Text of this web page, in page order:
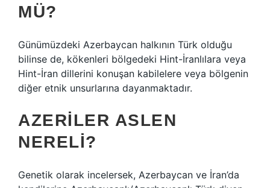
MÜ?
Günümüzdeki Azerbaycan halkının Türk olduğu
bilinse de, kökenleri bölgedeki Hint-İranlılara veya
Hint-İran dillerini konuşan kabilelere veya bölgenin
diğer etnik unsurlarına dayanmaktadır.
AZERILER ASLEN
NERELI?
Genetik olarak incelersek, Azerbaycan ve İran’da